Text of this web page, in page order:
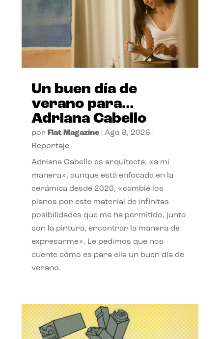
Un buen día de
verano para…
Adriana Cabello
por Flat Magazine| Ago 8, 2026
Reportaje
Adriana Cabello es arquitecta, «a mi
manera», aunque está enfocada en la
cerámica desde 2020, «cambié los
planos por este material de infinitas
posibilidades que me ha permitido, junto
con la pintura, encontrar la manera de
expresarme». Le pedimos que nos
cuente cómo es para ella un buen día de
verano.